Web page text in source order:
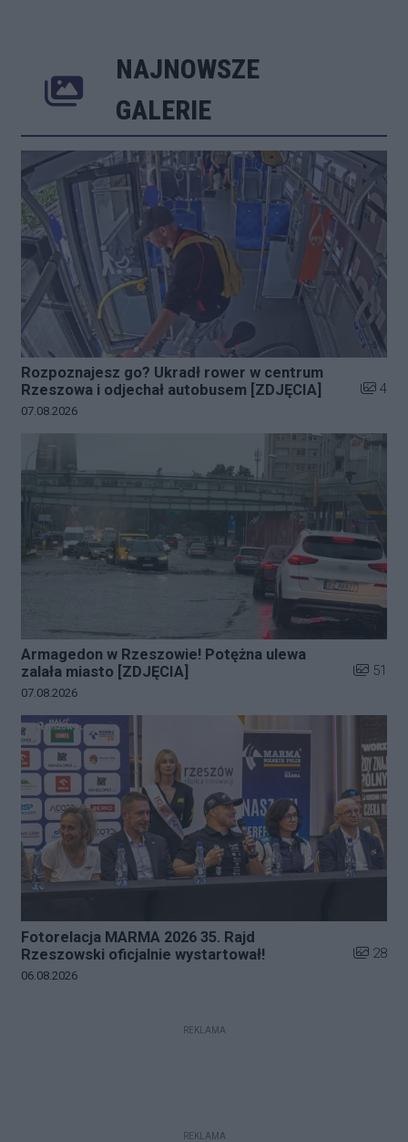
NAJNOWSZE
GALERIE
Rozpoznajesz go? Ukradł rower w centrum
Rzeszowa i odjechał autobusem [ZDJĘCIA]
Liczba
4
Data dodania galerii:
07.08.2026
Armagedon w Rzeszowie! Potężna ulewa
zalała miasto [ZDJĘCIA]
Liczba
51
Data dodania galerii:
07.08.2026
Fotorelacja MARMA 2026 35. Rajd
Rzeszowski oficjalnie wystartował!
Liczba
28
Data dodania galerii:
06.08.2026
REKLAMA
REKLAMA